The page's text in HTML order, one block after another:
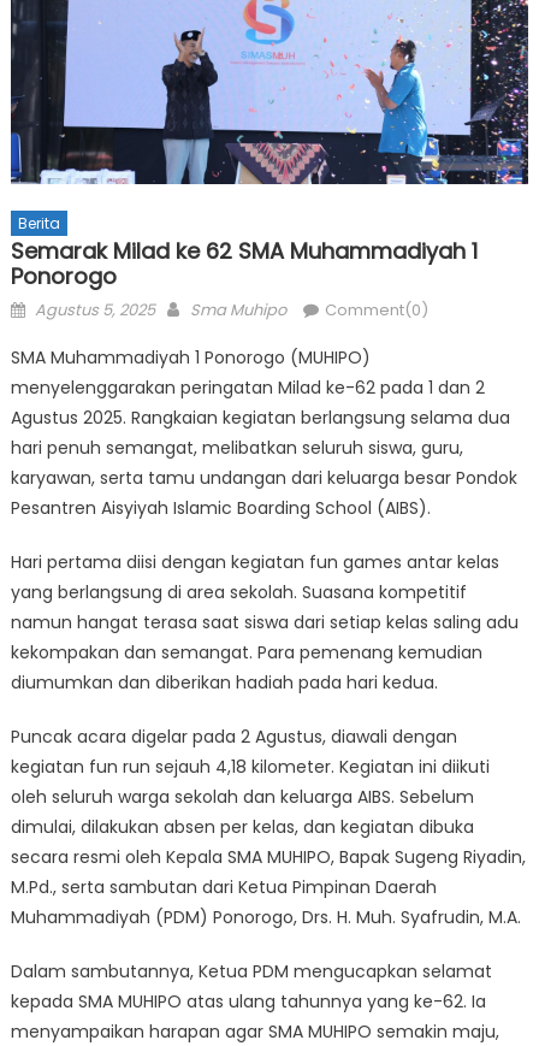
Berita
Semarak Milad ke 62 SMA Muhammadiyah 1
Ponorogo
Posted
Agustus 5, 2025 Author
Sma Muhipo Comment(0)
SMA Muhammadiyah 1 Ponorogo (MUHIPO)
menyelenggarakan peringatan Milad ke-62 pada 1 dan 2
Agustus 2025. Rangkaian kegiatan berlangsung selama dua
hari penuh semangat, melibatkan seluruh siswa, guru,
karyawan, serta tamu undangan dari keluarga besar Pondok
Pesantren Aisyiyah Islamic Boarding School (AIBS).
Hari pertama diisi dengan kegiatan fun games antar kelas
yang berlangsung di area sekolah. Suasana kompetitif
namun hangat terasa saat siswa dari setiap kelas saling adu
kekompakan dan semangat. Para pemenang kemudian
diumumkan dan diberikan hadiah pada hari kedua.
Puncak acara digelar pada 2 Agustus, diawali dengan
kegiatan fun run sejauh 4,18 kilometer. Kegiatan ini diikuti
oleh seluruh warga sekolah dan keluarga AIBS. Sebelum
dimulai, dilakukan absen per kelas, dan kegiatan dibuka
secara resmi oleh Kepala SMA MUHIPO, Bapak Sugeng Riyadin,
M.Pd., serta sambutan dari Ketua Pimpinan Daerah
Muhammadiyah (PDM) Ponorogo, Drs. H. Muh. Syafrudin, M.A.
Dalam sambutannya, Ketua PDM mengucapkan selamat
kepada SMA MUHIPO atas ulang tahunnya yang ke-62. Ia
menyampaikan harapan agar SMA MUHIPO semakin maju,